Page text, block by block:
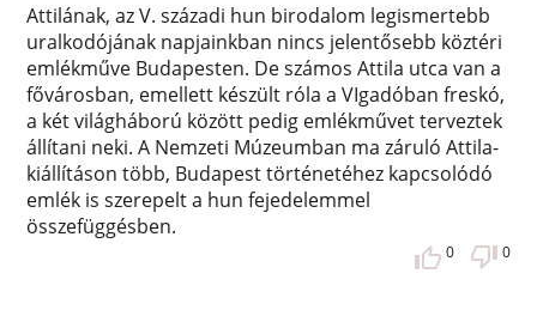
Attilának, az V. századi hun birodalom legismertebb
uralkodójának napjainkban nincs jelentősebb köztéri
emlékműve Budapesten. De számos Attila utca van a
fővárosban, emellett készült róla a VIgadóban freskó,
a két világháború között pedig emlékművet terveztek
állítani neki. A Nemzeti Múzeumban ma záruló Attila-
kiállításon több, Budapest történetéhez kapcsolódó
emlék is szerepelt a hun fejedelemmel
összefüggésben.
0 0